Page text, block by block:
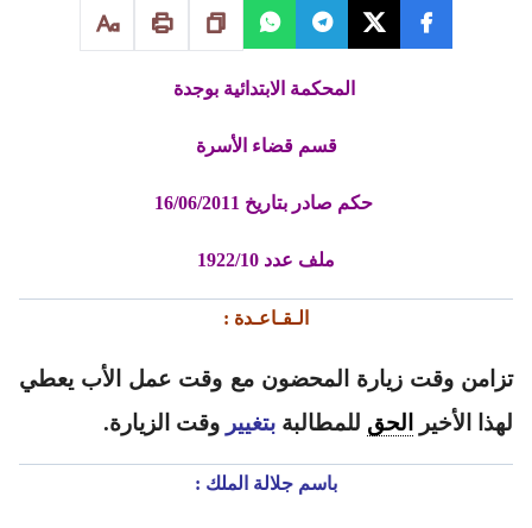
المحكمة الابتدائية بوجدة
قسم قضاء الأسرة
حكم صادر بتاريخ 16/06/2011
ملف عدد 1922/10
الـقـاعـدة :
تزامن وقت زيارة المحضون مع وقت عمل الأب يعطي
لهذا الأخير
الحق للمطالبة بتغيير وقت الزيارة.
باسم جلالة الملك :